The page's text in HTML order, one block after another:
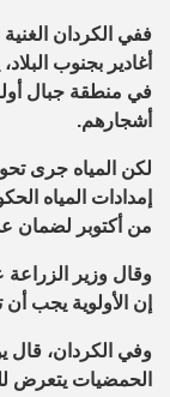
ففي الكردان
أغادير بجنوب
أشجارهم.
لكن المياه جرى
إمدادات المياه
من أكتوبر لضمان
وقال وزير الزراعة
إن الأولوية يجب
وفي الكردان، قال
الحمضيات يتعرض